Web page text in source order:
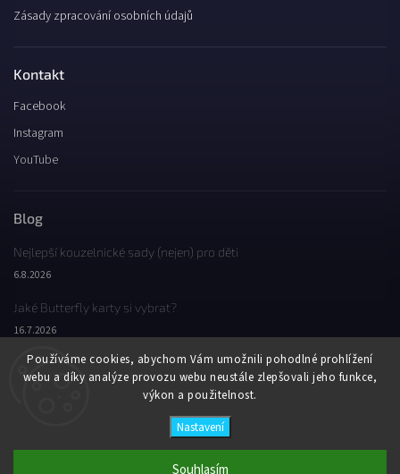
Používáme cookies, abychom Vám umožnili pohodlné prohlížení
webu a díky analýze provozu webu neustále zlepšovali jeho funkce,
výkon a použitelnost.
Nastavení
Souhlasím
Zásady zpracování osobních údajů
Kontakt
Facebook
Instagram
YouTube
Blog
Nejlepší kouzelnické sady (nejen) pro děti
6.8.2026
Jaké Butterfly karty si vybrat?
16.7.2026
Jaký byl Butterfly Wondercon 2025?
Copyright 2026Butterfly Wonderland. Všechna práva vyhrazena.
Shoptet | DesignShoptak.cz